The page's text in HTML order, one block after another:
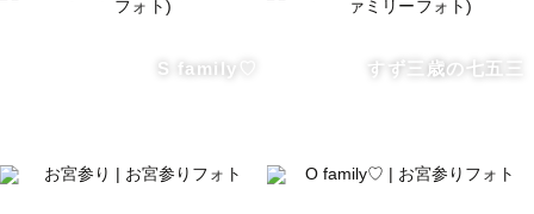
大切にしています🫶
季節問わずたくさんいただいております！
S family♡ すず三歳の七五三